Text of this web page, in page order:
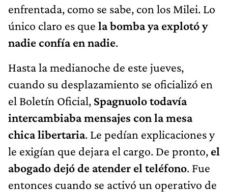
enfrentada, como se sabe, con los Milei. Lo
único claro es que la bomba ya explotó y
nadie confía en nadie.
Hasta la medianoche de este jueves,
cuando su desplazamiento se oficializó en
el Boletín Oficial, Spagnuolo todavía
intercambiaba mensajes con la mesa
chica libertaria. Le pedían explicaciones y
le exigían que dejara el cargo. De pronto, el
abogado dejó de atender el teléfono. Fue
entonces cuando se activó un operativo de